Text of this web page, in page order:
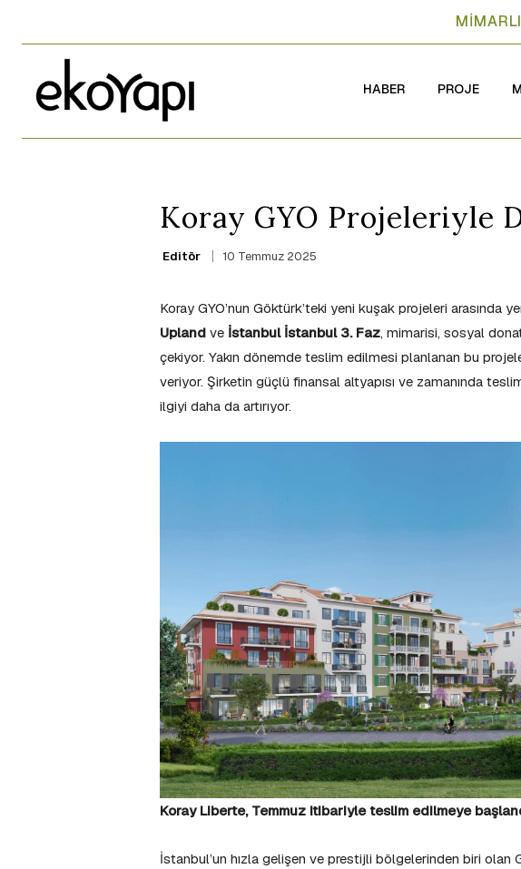
HABER PROJE
Koray GYO Projeleriyle
Editör 10 Temmuz 2025
Koray GYO’nun Göktürk’teki yeni kuşak projeleri arasında
Upland ve İstanbul İstanbul 3. Faz, mimarisi, sosyal
çekiyor. Yakın dönemde teslim edilmesi planlanan bu
veriyor. Şirketin güçlü finansal altyapısı ve zamanında
ilgiyi daha da artırıyor.
Koray Liberte, Temmuz itibariyle teslim edilmeye
İstanbul’un hızla gelişen ve prestijli bölgelerinden biri olan